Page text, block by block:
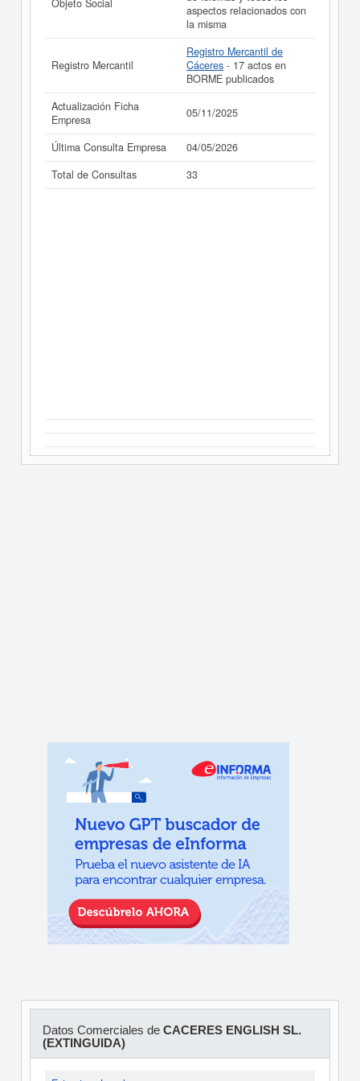
Objeto Social
aspectos relacionados con
la misma
Registro Mercantil
Registro Mercantil de
Cáceres - 17 actos en
BORME publicados
Actualización Ficha
Empresa
05/11/2025
Última Consulta Empresa
04/05/2026
Total de Consultas
33
Datos Comerciales de CACERES ENGLISH SL.
(EXTINGUIDA)